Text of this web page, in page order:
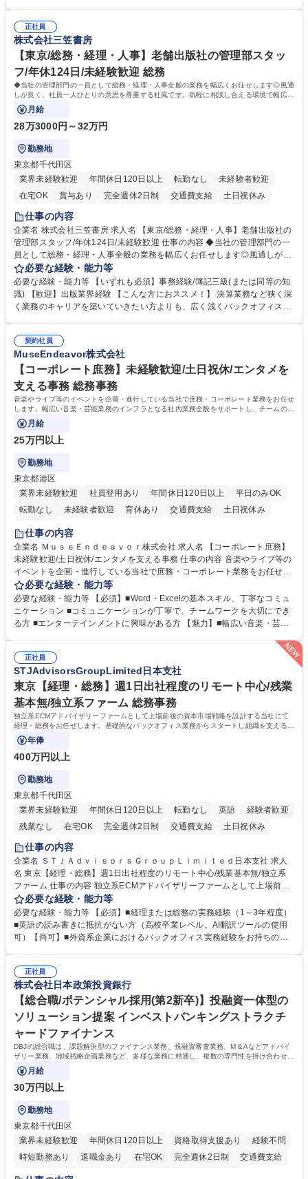
インテリア事務（部署内アシスタント）】■安定企業で働く
ームとの協力や新しいアイデアを活かす場もあり、やりがいを感じながら
働けます。 【歓迎】 ■インテリアの業界のご経験が有る方■PCの作業に慣
れている方 学歴・資格 学歴：大学院 大学 高専 短大 専修学校 語学力： 資
格：
正社員
株式会社三笠書房
【東京/総務・経理・人事】老舗出版社の管理部スタッ
フ/年休124日/未経験歓迎 総務
◆当社の管理部門の一員として総務・経理・人事全般の業務を幅広くお任せします◎風通
しが良く、社員一人ひとりの意思を尊重する社風です。気軽に相談し合える環境で幅広い
バックオフィス業務を習得いただきます。
月給
28万3000円～32万円
勤務地
東京都千代田区
業界未経験歓迎
年間休日120日以上 転勤なし
未経験者歓迎
在宅OK
賞与あり 完全週休2日制 交通費支給 土日祝休み
仕事の内容
企業名 株式会社三笠書房 求人名 【東京/総務・経理・人事】老舗出版社の
管理部スタッフ/年休124日/未経験歓迎 仕事の内容 ◆当社の管理部門の一
員として総務・経理・人事全般の業務を幅広くお任せします◎風通しが良
く、社員一人ひとりの意思を尊重する社風です。気軽に相談し合える環境
で幅広いバックオフィス業務を習得いただきます。 具体的には■総務：備
品補充、採用に関するスケジュール調整など■経理；経費精算、入出金管
理、提示支払業務、問い合わせ対応など。 社員とのコミュニケーションを
す。 募集職種 【東京/総務・経理・人事】老舗出版社の管理部スタッフ/年
休124日/未経験歓迎
必要な経験・能力等
必要な経験・能力等 【いずれも必須】事務経験/簿記三級(または同等の知
識) 【歓迎】出版業界経験 【こんな方におススメ！】 決算業務など狭く深
く業務のキャリアを築いていきたい方よりも、広く浅くバックオフィスの
契約社員
MuseEndeavor株式会社
【コーポレート庶務】未経験歓迎/土日祝休/エンタメを
支える事務 総務事務
音楽やライブ等のイベントを企画・進行している当社で庶務・コーポレート業務をお任せ
します。幅広い音楽・芸能業務のインフラとなる社内業務全般をサポートし、チームの円
滑な運営を支えていただきます。
月給
25万円以上
勤務地
東京都港区
業界未経験歓迎
社員登用あり 年間休日120日以上
平日のみOK
転勤なし
未経験者歓迎 育休あり 交通費支給
土日祝休み
服装自由
仕事の内容
企業名 ＭｕｓｅＥｎｄｅａｖｏｒ株式会社 求人名 【コーポレート庶務】
未経験歓迎/土日祝休/エンタメを支える事務 仕事の内容 音楽やライブ等の
イベントを企画・進行している当社で庶務・コーポレート業務をお任せし
ます。幅広い音楽・芸能業務のインフラとなる社内業務全般をサポート
し、チームの円滑な運営を支えていただきます。 ■社内の庶務・一般事務
全般、書類整理、備品管理・発注 ■郵便物の仕分け、来客・電話対応、社
内環境の維持サポート ■経理や人事/採用の外注事業者とのやりとり・プロ
く 進行管理能力や調整力など、市場価値の高いキャリアアップが可能で
す。 ※業務の変更範囲：会社の定める業務※ 募集職種 【コーポレート庶
務】未経験歓迎/土日祝休/エンタメを支える事務
必要な経験・能力等
必要な経験・能力等 【必須】■Word・Excelの基本スキル、丁寧なコミュ
ニケーション ■コミュニケーションが丁寧で、チームワークを大切にでき
る方 ■エンターテインメントに興味がある方 【魅力】■幅広い音楽・芸能
体感しながら、社会貢献性の高い業務に携わることができます。■単なる
ルーティンワークに留まらず、外注事業者との連携や業務プロセスの推進
など、自らの裁量で組織の仕組みづくりに関われるやりがいがあります。
■土日祝休みで、プライベートと両立しながら専門スキルを磨ける環境で
す。 学歴・資格 学歴：大学院 大学 高専 短大 専修学校 高校 語学力： 資
格：
正社員
STJAdvisorsGroupLimited日本支社
東京【経理・総務】週1日出社程度のリモート中心/残業
基本無/独立系ファーム 総務事務
独立系ECMアドバイザリーファームとして上場前後の資本市場戦略を設計する当社にて
経理・総務をお任せします。基礎的なバックオフィス業務からスタートし組織を支える専
任担当として広く活躍できる環境です。
年俸
400万円以上
勤務地
東京都千代田区
業界未経験歓迎
年間休日120日以上 転勤なし 英語
経験者歓迎
残業なし
在宅OK 完全週休2日制 交通費支給 土日祝休み
仕事の内容
企業名 ＳＴＪＡｄｖｉｓｏｒｓＧｒｏｕｐＬｉｍｉｔｅｄ日本支社 求人
名 東京【経理・総務】週1日出社程度のリモート中心/残業基本無/独立系
ファーム 仕事の内容 独立系ECMアドバイザリーファームとして上場前後
の資本市場戦略を設計する当社にて経理・総務をお任せします。基礎的な
バックオフィス業務からスタートし組織を支える専任担当として広く活躍
できる環境です。 ■日常経理、月次および年次決算サポート業務 ■本国
（グローバル）との英文メール対応（AI翻訳ツール等を使用しての対応で
業務をお任せします。残業も基本的には発生せず、ご自身のペースで業務
を進めやすく定着率の高い環境です。 募集職種 東京【経理・総務】週1日
出社程度のリモート中心/残業基本無/独立系ファーム
必要な経験・能力等
必要な経験・能力等 【必須】■経理または総務の実務経験（1～3年程度）
■英語の読み書きに抵抗がない方（高校卒業レベル。AI翻訳ツールの使用
可）【尚可】■外資系企業におけるバックオフィス実務経験をお持ちの方
【働き方について】現在は週4日程度の在宅勤務を実施しており、ワーク
ライフバランスを重視する方に最適な環境です（フルリモートも面接で相
談可）。【求める人物像】幅広いバックオフィス業務に柔軟に対応でき、
社内外と円滑にコミュニケーションを取りながら業務を推進できる方 学
歴・資格 学歴：大学院 大学 高専 短大 専修学校 高校 語学力： 資格：
正社員
株式会社日本政策投資銀行
【総合職/ポテンシャル採用(第2新卒)】投融資一体型の
ソリューション提案 インベストバンキングストラクチ
ャードファイナンス
DBJの総合職は、課題解決型のファイナンス業務、投融資審査業務、M＆Aなどアドバイ
ザリー業務、地域戦略企画業務など、多様な業務に精通し、複数の専門性を掛け合わせて
広く社会に貢献していく職種です。
月給
30万円以上
勤務地
東京都千代田区
業界未経験歓迎
年間休日120日以上 資格取得支援あり
経験不問
時短勤務あり
退職金あり 在宅OK 完全週休2日制
交通費支給
駅近5分以内